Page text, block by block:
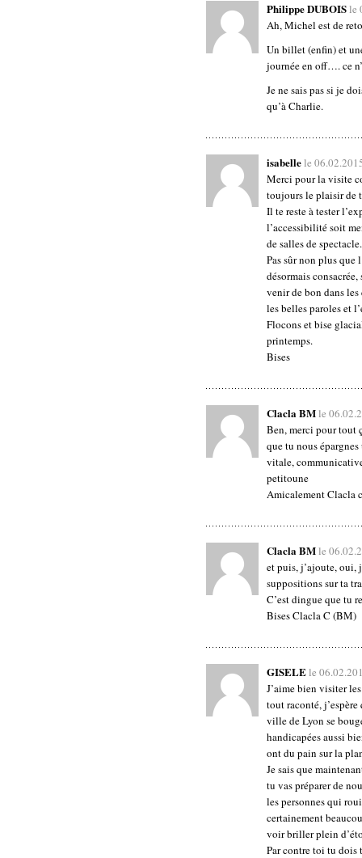
Philippe DUBOISle
Ah, Michel est de
Un billet (enfin) et
journée en off…. ce
Je ne sais pas si je
qu’à Charlie.
isabellele
Merci pour la visite
toujours le plaisir de
Il te reste à tester
l’accessibilité soit
de salles de spectacle.
Pas sûr non plus que
désormais
venir de bon dans
les belles paroles et
Flocons et bise
printemps.
Bises
Clacla BMle
Ben, merci pour tout
que tu nous
vitale,
petitoune
Amicalement Clacla
Clacla BMle
et puis, j’ajoute, oui,
suppositions sur ta
C’est dingue que tu
Bises Clacla C (BM)
GISELEle
J’aime bien visiter
tout raconté,
ville de Lyon se
handicapées aussi
ont du pain sur la
Je sais que
tu vas préparer de
les personnes qui
certainement
voir briller plein
Par contre toi tu dois